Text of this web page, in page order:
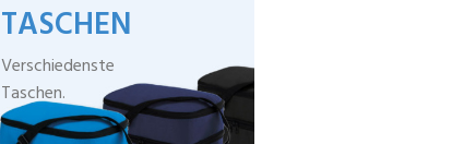
TASCHEN
Verschiedenste
Taschen.